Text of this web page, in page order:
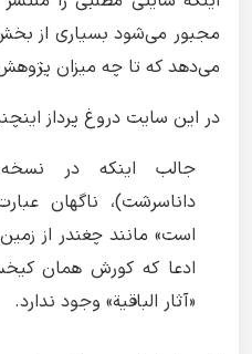
مجبور می‌شود بسیاری از
می‌دهد که تا چه میزان
در این سایت دروغ پرداز
جالب اینکه در
داناسرشت)، ناگهان
است» مانند چغندر از
ادعا که کورش همان
«آثار الباقیة» وجود ندارد.